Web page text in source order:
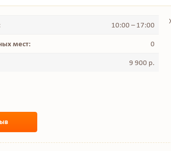
10:00 – 17:00
мест: 0
9 900 р.